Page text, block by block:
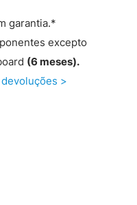
garantia.*
excepto
(6 meses).
>